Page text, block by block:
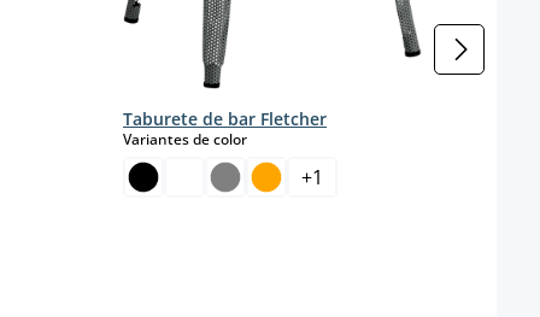
Taburete de bar Fletcher
Variantes de colorselect
+1